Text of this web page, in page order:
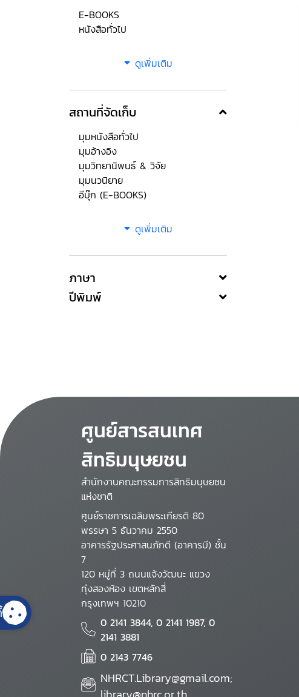
E-BOOKS
หนังสือทั่วไป
ดูเพิ่มเติม
สถานที่จัดเก็บ
มุมหนังสือทั่วไป
มุมอ้างอิง
มุมวิทยานิพนธ์ & วิจัย
มุมนวนิยาย
อีบุ๊ก (E-BOOKS)
ดูเพิ่มเติม
ภาษา
ปีพิมพ์
ศูนย์สารสนเทศ
สิทธิมนุษยชน
สำนักงานคณะกรรมการสิทธิมนุษยชน
แห่งชาติ
ศูนย์ราชการเฉลิมพระเกียรติ 80
พรรษา 5 ธันวาคม 2550
อาคารรัฐประศาสนภักดี (อาคารบี) ชั้น
7
120 หมู่ที่ 3 ถนนแจ้งวัฒนะ แขวง
ทุ่งสองห้อง เขตหลักสี่
กรุงเทพฯ 10210
0 2141 3844, 0 2141 1987, 0
2141 3881
0 2143 7746
NHRCT.Library@gmail.com;